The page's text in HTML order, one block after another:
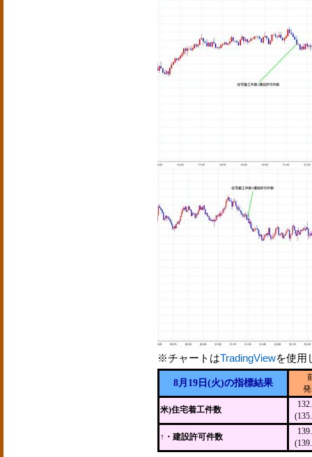
※チャートはTradingViewを使用
8月19日(火)の指標結果
米)住宅着工件数
↑・建設許可件数